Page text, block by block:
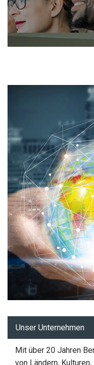
Unser Unternehmen
Mit über 20 Jahren
von Ländern,